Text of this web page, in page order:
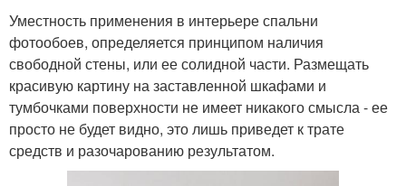
Уместность применения в интерьере спальни
фотообоев, определяется принципом наличия
свободной стены, или ее солидной части. Размещать
красивую картину на заставленной шкафами и
тумбочками поверхности не имеет никакого смысла - ее
просто не будет видно, это лишь приведет к трате
средств и разочарованию результатом.